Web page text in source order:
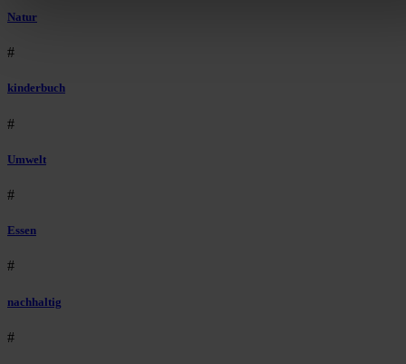
Natur
#
kinderbuch
#
Umwelt
#
Essen
#
nachhaltig
#